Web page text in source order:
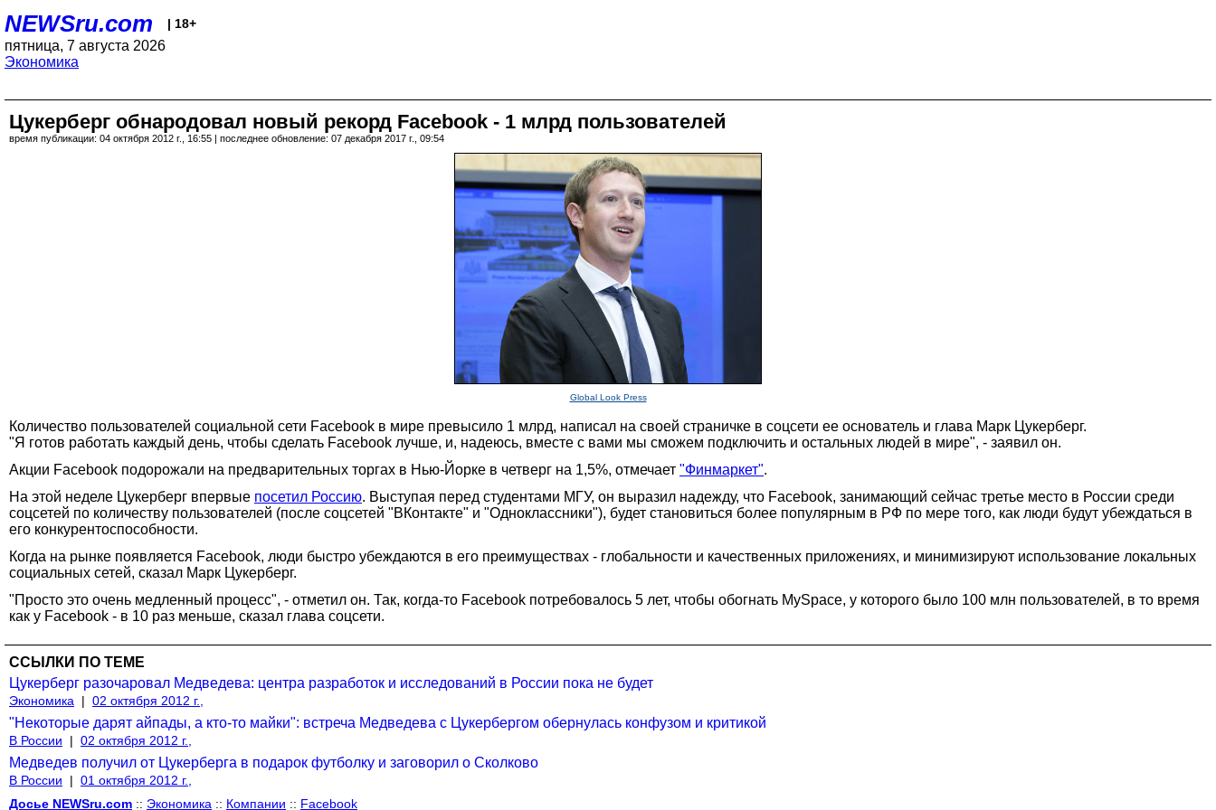
NEWSru.com | 18+
пятница, 7 августа 2026
Экономика
Цукерберг обнародовал новый рекорд Facebook - 1 млрд пользователей
время публикации: 04 октября 2012 г., 16:55 | последнее обновление: 07 декабря 2017 г., 09:54
Global Look Press
Количество пользователей социальной сети Facebook в мире превысило 1 млрд, написал на своей страничке в соцсети ее основатель и глава Марк Цукерберг.
"Я готов работать каждый день, чтобы сделать Facebook лучше, и, надеюсь, вместе с вами мы сможем подключить и остальных людей в мире", - заявил он.
Акции Facebook подорожали на предварительных торгах в Нью-Йорке в четверг на 1,5%, отмечает "Финмаркет".
На этой неделе Цукерберг впервые посетил Россию. Выступая перед студентами МГУ, он выразил надежду, что Facebook, занимающий сейчас третье место в России среди
соцсетей по количеству пользователей (после соцсетей "ВКонтакте" и "Одноклассники"), будет становиться более популярным в РФ по мере того, как люди будут убеждаться в
его конкурентоспособности.
Когда на рынке появляется Facebook, люди быстро убеждаются в его преимуществах - глобальности и качественных приложениях, и минимизируют использование локальных
социальных сетей, сказал Марк Цукерберг.
"Просто это очень медленный процесс", - отметил он. Так, когда-то Facebook потребовалось 5 лет, чтобы обогнать MySpace, у которого было 100 млн пользователей, в то время
как у Facebook - в 10 раз меньше, сказал глава соцсети.
ССЫЛКИ ПО ТЕМЕ
Цукерберг разочаровал Медведева: центра разработок и исследований в России пока не будет
Экономика | 02 октября 2012 г.,
"Некоторые дарят айпады, а кто-то майки": встреча Медведева с Цукербергом обернулась конфузом и критикой
В России | 02 октября 2012 г.,
Медведев получил от Цукерберга в подарок футболку и заговорил о Сколково
В России | 01 октября 2012 г.,
Досье NEWSru.com :: Экономика :: Компании :: Facebook